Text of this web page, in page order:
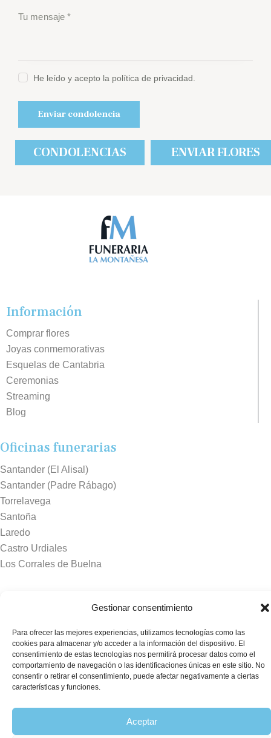
Gestionar consentimiento
Para ofrecer las mejores experiencias, utilizamos tecnologías como las
cookies para almacenar y/o acceder a la información del dispositivo. El
consentimiento de estas tecnologías nos permitirá procesar datos como el
comportamiento de navegación o las identificaciones únicas en este sitio. No
consentir o retirar el consentimiento, puede afectar negativamente a ciertas
características y funciones.
Aceptar
He leído y acepto la política de privacidad.
CONDOLENCIAS ENVIAR FLORES
Información
Comprar flores
Joyas conmemorativas
Esquelas de Cantabria
Ceremonias
Streaming
Blog
Oficinas funerarias
Santander (El Alisal)
Santander (Padre Rábago)
Torrelavega
Santoña
Laredo
Castro Urdiales
Los Corrales de Buelna
Sierrallana
Real Valle de Cayón
Laredo
Puente Viesgo